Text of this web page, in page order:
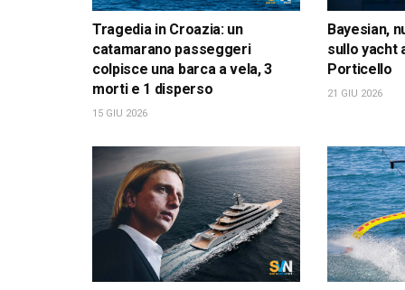
Tragedia in Croazia: un
catamarano passeggeri
colpisce una barca a vela, 3
morti e 1 disperso
15 GIU 2026
Bayesian,
sullo yacht
Porticello
21 GIU 2026